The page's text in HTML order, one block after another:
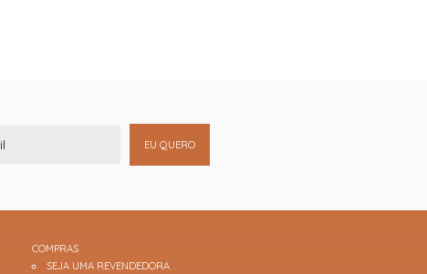
EU QUERO
COMPRAS
SEJA UMA REVENDEDORA